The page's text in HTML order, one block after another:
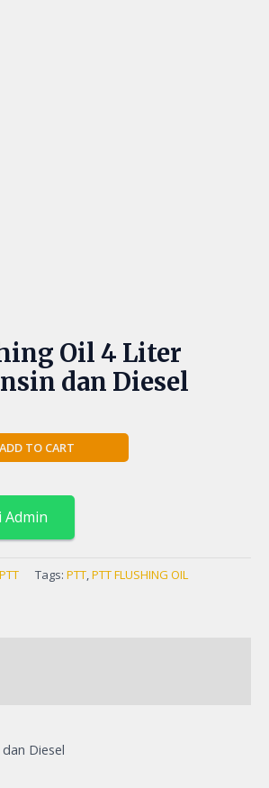
Oil 4 Liter
dan Diesel
ADD TO CART
PTT Tags: PTT,PTT FLUSHING OIL
Diesel